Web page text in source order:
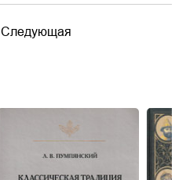
Следующая